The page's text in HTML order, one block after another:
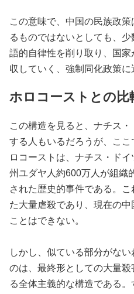
この意味で、中国の民族政
るものではないとしても、
語的自律性を削り取り、国
収していく、強制同化政策に
ホロコーストとの比
この構造を見ると、ナチス
する人もいるだろうが、こ
ロコーストは、ナチス・ド
州ユダヤ人約600万人が組織
された歴史的事件である。
た大量虐殺であり、現在の
ことはできない。
しかし、似ている部分がな
のは、最終形としての大量
る全体主義的な構造である